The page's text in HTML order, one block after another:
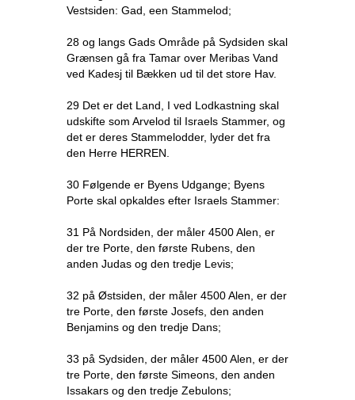
Vestsiden: Gad, een Stammelod;
28 og langs Gads Område på Sydsiden skal
Grænsen gå fra Tamar over Meribas Vand
ved Kadesj til Bækken ud til det store Hav.
29 Det er det Land, I ved Lodkastning skal
udskifte som Arvelod til Israels Stammer, og
det er deres Stammelodder, lyder det fra
den Herre HERREN.
30 Følgende er Byens Udgange; Byens
Porte skal opkaldes efter Israels Stammer:
31 På Nordsiden, der måler 4500 Alen, er
der tre Porte, den første Rubens, den
anden Judas og den tredje Levis;
32 på Østsiden, der måler 4500 Alen, er der
tre Porte, den første Josefs, den anden
Benjamins og den tredje Dans;
33 på Sydsiden, der måler 4500 Alen, er der
tre Porte, den første Simeons, den anden
Issakars og den tredje Zebulons;